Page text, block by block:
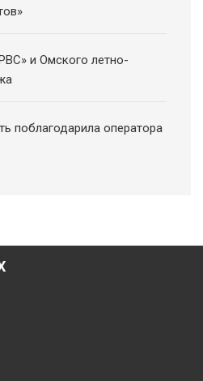
и Омского летно-
поблагодарила оператора